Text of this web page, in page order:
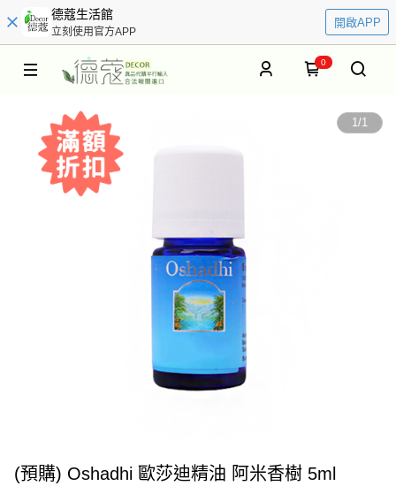
德蔻生活館
立刻使用官方APP
開啟APP
0
1/1
(預購) Oshadhi 歐莎迪精油 阿米香樹 5ml